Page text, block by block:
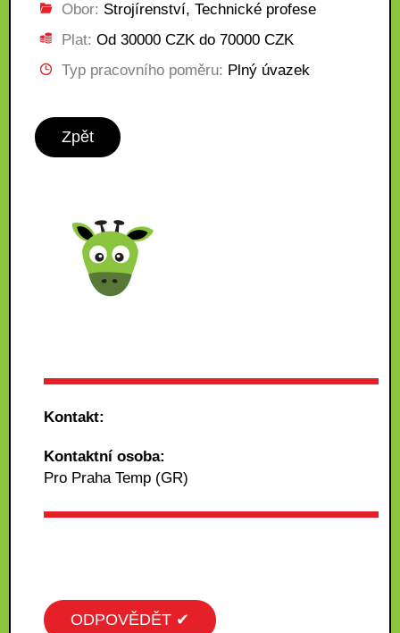
Obor: Strojírenství, Technické profese
Plat: Od 30000 CZK do 70000 CZK
Typ pracovního poměru: Plný úvazek
Zpět
Kontakt:
Kontaktní osoba:
Pro Praha Temp (GR)
ODPOVĚDĚT ✔